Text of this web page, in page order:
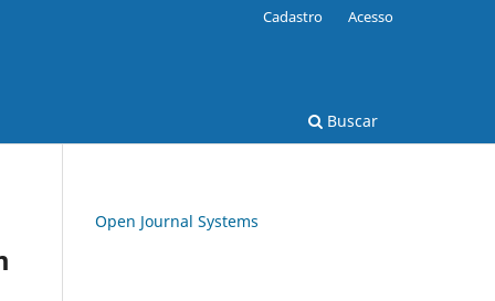
Buscar
Cadastro Acesso
Open Journal Systems